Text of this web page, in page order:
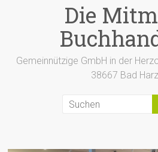
Die
Gemeinnützige GmbH in der
38667 Bad